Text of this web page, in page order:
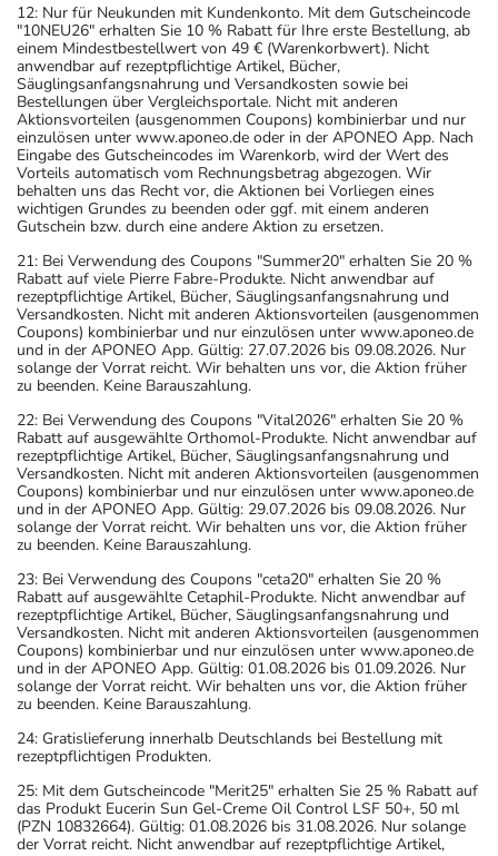
12: Nur für Neukunden mit Kundenkonto. Mit dem Gutscheincode
"10NEU26" erhalten Sie 10 % Rabatt für Ihre erste Bestellung, ab
einem Mindestbestellwert von 49 € (Warenkorbwert). Nicht
anwendbar auf rezeptpflichtige Artikel, Bücher,
Säuglingsanfangsnahrung und Versandkosten sowie bei
Bestellungen über Vergleichsportale. Nicht mit anderen
Aktionsvorteilen (ausgenommen Coupons) kombinierbar und nur
einzulösen unter www.aponeo.de oder in der APONEO App. Nach
Eingabe des Gutscheincodes im Warenkorb, wird der Wert des
Vorteils automatisch vom Rechnungsbetrag abgezogen. Wir
behalten uns das Recht vor, die Aktionen bei Vorliegen eines
wichtigen Grundes zu beenden oder ggf. mit einem anderen
Gutschein bzw. durch eine andere Aktion zu ersetzen.
21: Bei Verwendung des Coupons "Summer20" erhalten Sie 20 %
Rabatt auf viele Pierre Fabre-Produkte. Nicht anwendbar auf
rezeptpflichtige Artikel, Bücher, Säuglingsanfangsnahrung und
Versandkosten. Nicht mit anderen Aktionsvorteilen (ausgenommen
Coupons) kombinierbar und nur einzulösen unter www.aponeo.de
und in der APONEO App. Gültig: 27.07.2026 bis 09.08.2026. Nur
solange der Vorrat reicht. Wir behalten uns vor, die Aktion früher
zu beenden. Keine Barauszahlung.
22: Bei Verwendung des Coupons "Vital2026" erhalten Sie 20 %
Rabatt auf ausgewählte Orthomol-Produkte. Nicht anwendbar auf
rezeptpflichtige Artikel, Bücher, Säuglingsanfangsnahrung und
Versandkosten. Nicht mit anderen Aktionsvorteilen (ausgenommen
Coupons) kombinierbar und nur einzulösen unter www.aponeo.de
und in der APONEO App. Gültig: 29.07.2026 bis 09.08.2026. Nur
solange der Vorrat reicht. Wir behalten uns vor, die Aktion früher
zu beenden. Keine Barauszahlung.
23: Bei Verwendung des Coupons "ceta20" erhalten Sie 20 %
Rabatt auf ausgewählte Cetaphil-Produkte. Nicht anwendbar auf
rezeptpflichtige Artikel, Bücher, Säuglingsanfangsnahrung und
Versandkosten. Nicht mit anderen Aktionsvorteilen (ausgenommen
Coupons) kombinierbar und nur einzulösen unter www.aponeo.de
und in der APONEO App. Gültig: 01.08.2026 bis 01.09.2026. Nur
solange der Vorrat reicht. Wir behalten uns vor, die Aktion früher
zu beenden. Keine Barauszahlung.
24: Gratislieferung innerhalb Deutschlands bei Bestellung mit
rezeptpflichtigen Produkten.
25: Mit dem Gutscheincode "Merit25" erhalten Sie 25 % Rabatt auf
das Produkt Eucerin Sun Gel-Creme Oil Control LSF 50+, 50 ml
(PZN 10832664). Gültig: 01.08.2026 bis 31.08.2026. Nur solange
der Vorrat reicht. Nicht anwendbar auf rezeptpflichtige Artikel,